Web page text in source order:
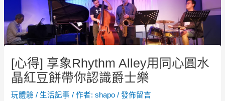
[心得] 享象Rhythm Alley用同心圓水
晶紅豆餅帶你認識爵士樂
玩體驗 / 生活記事 / 作者:shapo/發佈留言